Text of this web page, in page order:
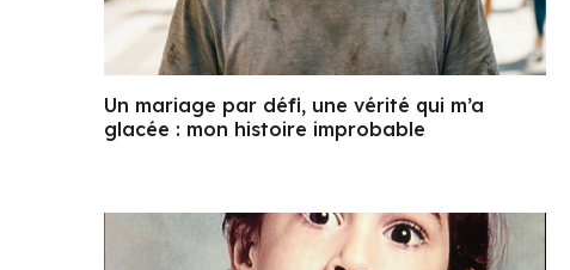
Un mariage par défi, une vérité qui m’a
glacée : mon histoire improbable